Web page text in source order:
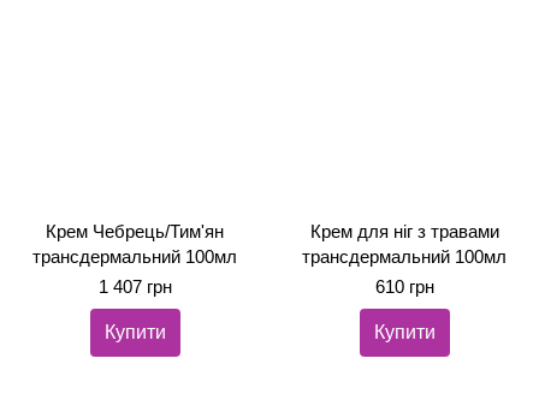
Крем Чебрець/Тим'ян
трансдермальний 100мл
1 407 грн
Купити
Крем для ніг з травами
трансдермальний 100мл
610 грн
Купити